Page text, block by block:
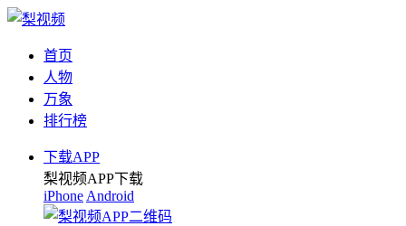
首页
人物
万象
排行榜
下载APP
梨视频APP下载
iPhone Android